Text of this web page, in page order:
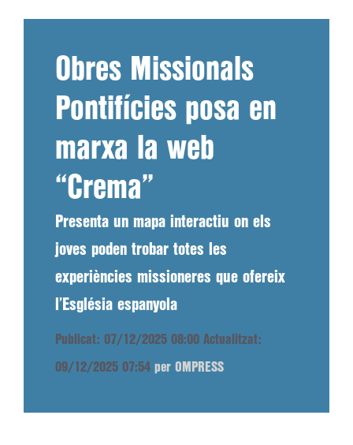
Obres Missionals
Pontifícies posa en
marxa la web
“Crema”
Presenta un mapa interactiu on els
joves poden trobar totes les
experiències missioneres que ofereix
l’Església espanyola
Publicat: 07/12/2025 08:00 Actualitzat:
09/12/2025 07:54 per OMPRESS